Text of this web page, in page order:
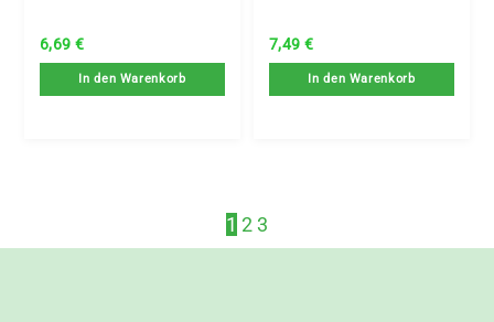
6,69 €
In den Warenkorb
7,49 €
In den Warenkorb
1 23